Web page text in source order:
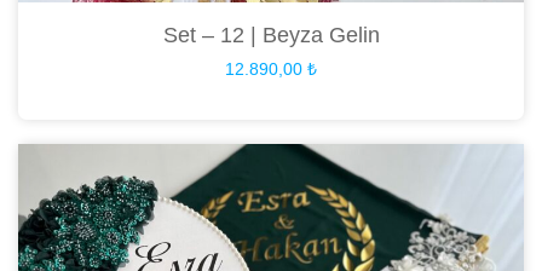
Set – 12 | Beyza Gelin
12.890,00 ₺